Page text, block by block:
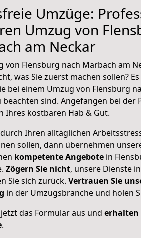
Umzüge:
Umzug von
am Neckar
von Flensburg nach Marbach am
was Sie zuerst machen sollen?
bei einem Umzug von Flensburg
beachten sind. Angefangen bei der
Ihres kostbaren Hab & Gut.
Ihren alltäglichen
sollen, dann übernehmen
kompetente Angebote in
Zögern Sie nicht, unsere Dienste
Sie sich zurück. Vertrauen Sie
in der Umzugsbranche und holen
jetzt das Formular aus und erhalten
.